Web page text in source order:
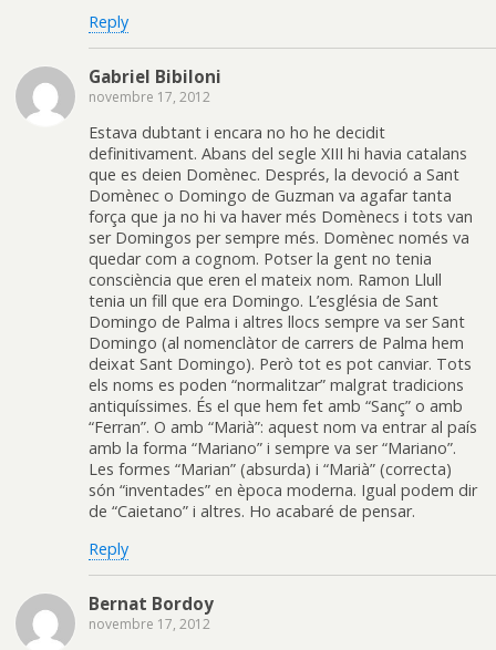
Reply
Gabriel Bibiloni
novembre 17, 2012
Estava dubtant i encara no ho he decidit
definitivament. Abans del segle XIII hi havia catalans
que es deien Domènec. Després, la devoció a Sant
Domènec o Domingo de Guzman va agafar tanta
força que ja no hi va haver més Domènecs i tots van
ser Domingos per sempre més. Domènec només va
quedar com a cognom. Potser la gent no tenia
consciència que eren el mateix nom. Ramon Llull
tenia un fill que era Domingo. L’església de Sant
Domingo de Palma i altres llocs sempre va ser Sant
Domingo (al nomenclàtor de carrers de Palma hem
deixat Sant Domingo). Però tot es pot canviar. Tots
els noms es poden “normalitzar” malgrat tradicions
antiquíssimes. És el que hem fet amb “Sanç” o amb
“Ferran”. O amb “Marià”: aquest nom va entrar al país
amb la forma “Mariano” i sempre va ser “Mariano”.
Les formes “Marian” (absurda) i “Marià” (correcta)
són “inventades” en època moderna. Igual podem dir
de “Caietano” i altres. Ho acabaré de pensar.
Reply
Bernat Bordoy
novembre 17, 2012